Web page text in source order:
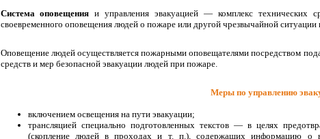
Система оповещения и управления эвакуацией — комплекс технических
своевременного оповещения людей о пожаре или другой чрезвычайной ситуации
Оповещение людей осуществляется пожарными оповещателями посредством
средств и мер безопасной эвакуации людей при пожаре.
Меры по управлению
включением освещения на пути эвакуации;
трансляцией специально подготовленных текстов — в целях
(скопление людей в проходах и т. п.), содержащих информацию о